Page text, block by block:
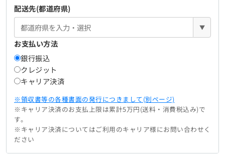
配送先(都道府県)
▼
お支払い方法
銀行振込
クレジット
キャリア決済
※領収書等の各種書面の発行につきまして(別ページ)
※キャリア決済のお支払上限は累計5万円(送料・消費税込み)で
す。
※キャリア決済についてはご利用のキャリア様にお問い合わせく
ださい